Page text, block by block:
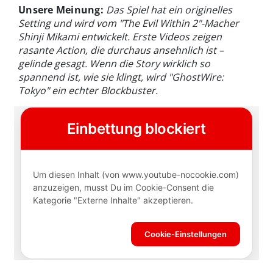
Unsere Meinung: Das Spiel hat ein originelles
Setting und wird vom "The Evil Within 2"-Macher
Shinji Mikami entwickelt. Erste Videos zeigen
rasante Action, die durchaus ansehnlich ist –
gelinde gesagt. Wenn die Story wirklich so
spannend ist, wie sie klingt, wird "GhostWire:
Tokyo" ein echter Blockbuster.